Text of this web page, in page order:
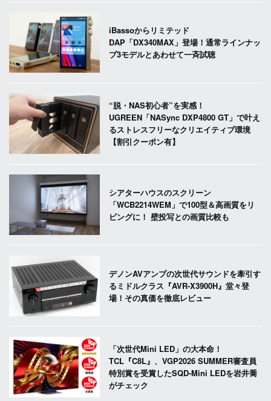
iBassoからリミテッド
DAP「DX340MAX」登場！通常ラインナッ
プ3モデルとあわせて一斉試聴
“脱・NAS初心者”を実感！
UGREEN「NASync DXP4800 GT」で叶え
るストレスフリーなクリエイティブ環境
【割引クーポン有】
シアターハウスのスクリーン
「WCB2214WEM」で100型＆高画質をリ
ビングに！ 壁投写との画質比較も
デノンAVアンプの次世代サウンドを牽引す
るミドルクラス『AVR-X3900H』堂々登
場！その真価を徹底レビュー
「次世代Mini LED」の大本命！
TCL『C8L』、VGP2026 SUMMER審査員
特別賞を受賞したSQD-Mini LEDを岩井喬
がチェック